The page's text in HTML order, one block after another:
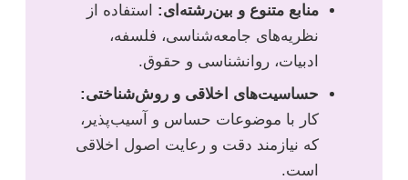
منابع متنوع و بین‌رشته‌ای: استفاده از
نظریه‌های جامعه‌شناسی، فلسفه،
ادبیات، روانشناسی و حقوق.
حساسیت‌های اخلاقی و روش‌شناختی:
کار با موضوعات حساس و آسیب‌پذیر،
که نیازمند دقت و رعایت اصول اخلاقی
است.